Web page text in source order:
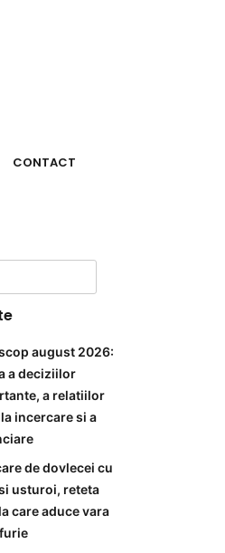
CONTACT
august 2026:
a deciziilor
a relatiilor
incercare si a
de dovlecei cu
usturoi, reteta
care aduce vara